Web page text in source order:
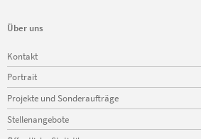
Über uns
Navigation
überspringen
Kontakt
Portrait
Projekte und Sonderaufträge
Stellenangebote